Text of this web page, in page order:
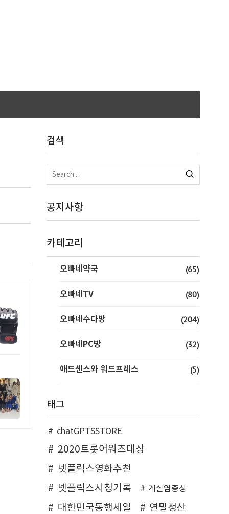
검색
공지사항
카테고리
오빠네약국 (65)
오빠네TV (80)
오빠네수다방 (204)
오빠네PC방 (32)
애드센스와 워드프레스 (5)
태그
chatGPTSSTORE
2020트롯어워즈대상
넷플릭스영화추천
넷플릭스시청기록
게실염증상
대한민국동행세일 연말정산